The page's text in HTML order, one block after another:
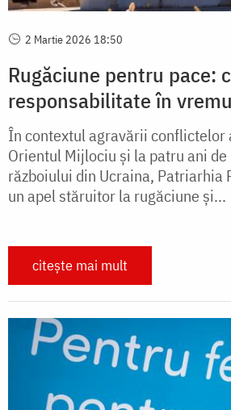
2 Martie 2026 18:50
Rugăciune pentru pace:
responsabilitate în
În contextul agravării conflictelor
Orientul Mijlociu și la patru ani
războiului din Ucraina, Patriarhia
un apel stăruitor la rugăciune și...
citește mai mult